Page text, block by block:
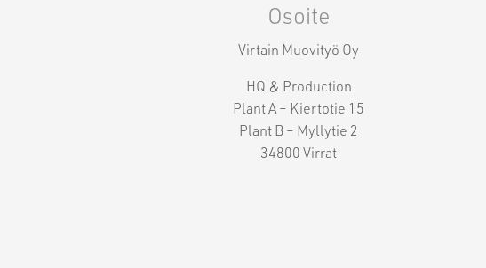
Osoite
Virtain Muovityö Oy
HQ & Production
Plant A – Kiertotie 15
Plant B – Myllytie 2
34800 Virrat